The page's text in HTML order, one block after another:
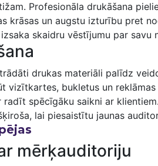
Profesionāla drukāšana
krāsas‌ un augstu izturību pret
skaidru vēstījumu par‍
drukas ⁤materiāli palīdz
vizītkartes, ​bukletus un
radīt spēcīgāku saikni​ ar
lai piesaistītu ​jaunas
mērķauditoriju